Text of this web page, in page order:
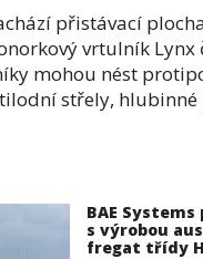
přistávací
vrtulník Lynx
mohou nést
střely,
BAE
s výrobou
fregat třídy